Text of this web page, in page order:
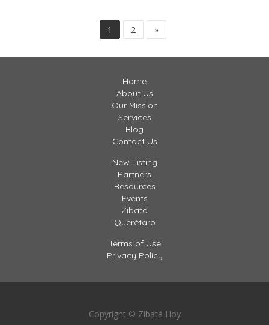
1 2 »
Home
About Us
Our Mission
Services
Blog
Contact Us
New Listing
Partners
Resources
Events
Zibatá
Querétaro
Terms of Use
Privacy Policy
Copyright © Zibatá Hoy